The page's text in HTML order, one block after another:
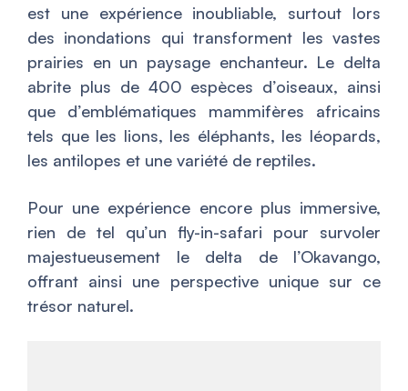
est une expérience inoubliable, surtout lors
des inondations qui transforment les vastes
prairies en un paysage enchanteur. Le delta
abrite plus de 400 espèces d’oiseaux, ainsi
que d’emblématiques mammifères africains
tels que les lions, les éléphants, les léopards,
les antilopes et une variété de reptiles.
Pour une expérience encore plus immersive,
rien de tel qu’un fly-in-safari pour survoler
majestueusement le delta de l’Okavango,
offrant ainsi une perspective unique sur ce
trésor naturel.